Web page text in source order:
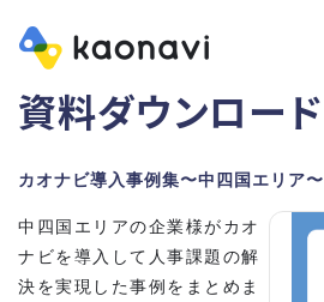
資料ダウンロード
カオナビ導入事例集〜中四国エリア〜
中四国エリアの企業様がカオ
ナビを導入して人事課題の解
決を実現した事例をまとめま